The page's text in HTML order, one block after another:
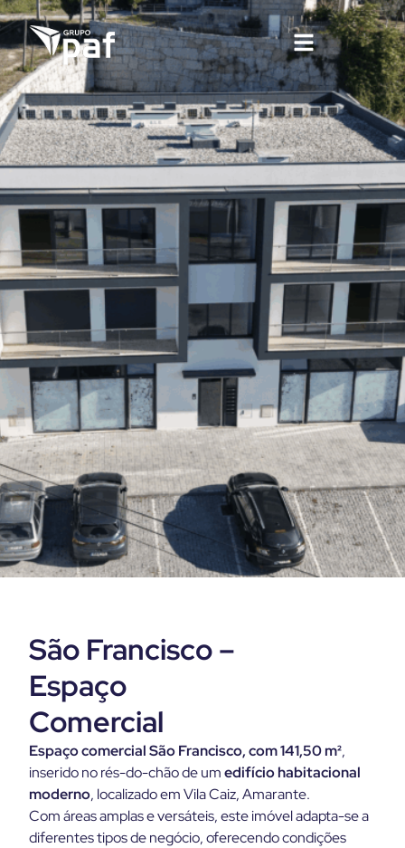
São Francisco –
Espaço
Comercial
Espaço comercial São Francisco, com 141,50 m²,
inserido no rés-do-chão de umedifício habitacional
moderno, localizado em Vila Caiz, Amarante.
Com áreas amplas e versáteis, este imóvel adapta-se a
diferentes tipos de negócio, oferecendo condições